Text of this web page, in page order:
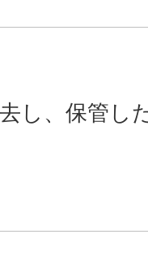
し、保管し